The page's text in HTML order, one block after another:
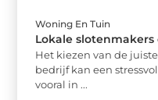
Woning En Tuin
Lokale
Het kiezen van de
bedrijf kan een
vooral in ...